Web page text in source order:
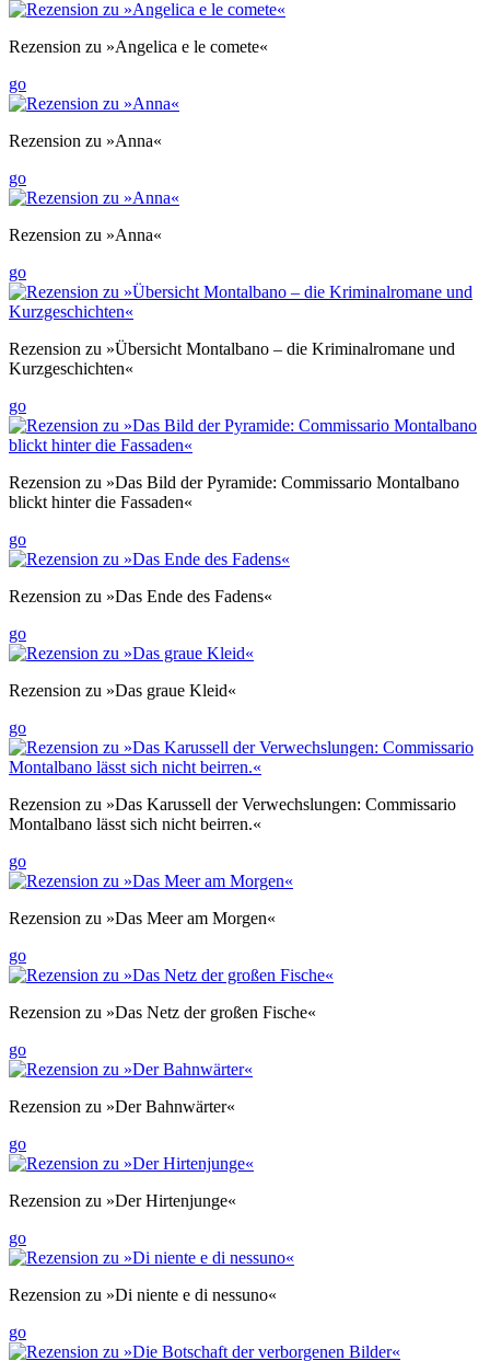
Rezension zu »Angelica e le comete«
go
Rezension zu »Anna«
go
Rezension zu »Anna«
go
Rezension zu »Übersicht Montalbano – die Kriminalromane und
Kurzgeschichten«
go
Rezension zu »Das Bild der Pyramide: Commissario Montalbano
blickt hinter die Fassaden«
go
Rezension zu »Das Ende des Fadens«
go
Rezension zu »Das graue Kleid«
go
Rezension zu »Das Karussell der Verwechslungen: Commissario
Montalbano lässt sich nicht beirren.«
go
Rezension zu »Das Meer am Morgen«
go
Rezension zu »Das Netz der großen Fische«
go
Rezension zu »Der Bahnwärter«
go
Rezension zu »Der Hirtenjunge«
go
Rezension zu »Di niente e di nessuno«
go